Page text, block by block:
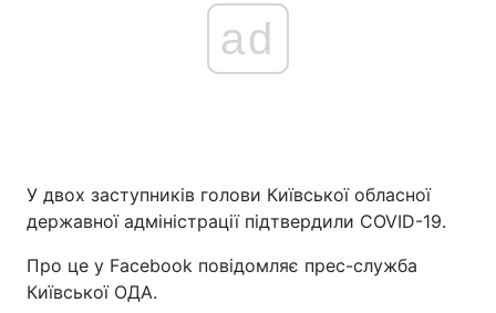
ad
У двох заступників голови Київської обласної
державної адміністрації підтвердили COVID-19.
Про це у Facebook повідомляє прес-служба
Київської ОДА.